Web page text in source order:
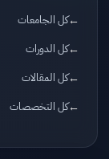
كل الجامعات
كل الدورات
كل المقالات
كل التخصصات